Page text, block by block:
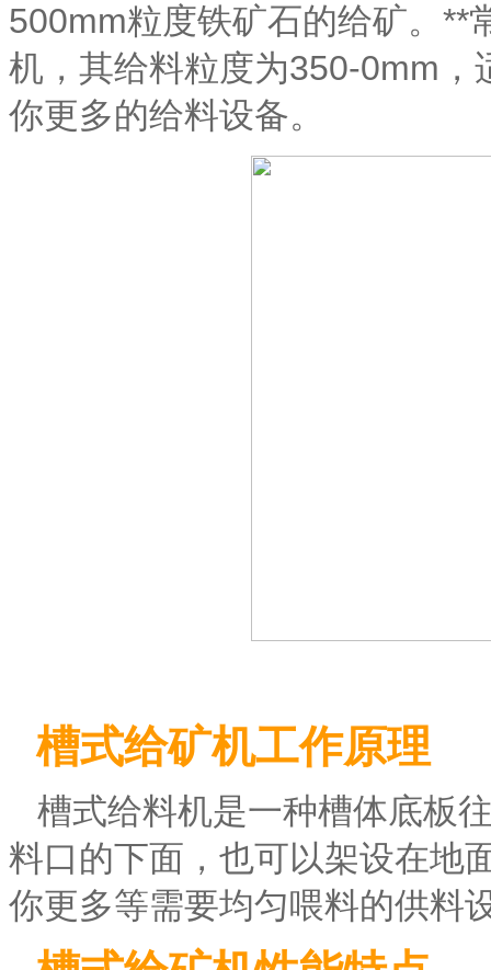
500mm粒度铁矿石的给矿。**
机，其给料粒度为350-0mm
你更多的给料设备。
槽式给矿机工作原理
槽式给料机是一种槽体底板
料口的下面，也可以架设在地
你更多等需要均匀喂料的供料